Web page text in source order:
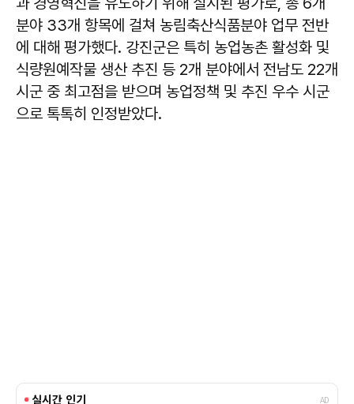
분야 33개 항목에 걸쳐 농림축산식품분야 업무 전반
에 대해 평가했다. 강진군은 특히 농업농촌 활성화 및
식량원예작물 생산 추진 등 2개 분야에서 전남도 22개
시군 중 최고점을 받으며 농업정책 및 추진 우수 시군
으로 톡톡히 인정받았다.